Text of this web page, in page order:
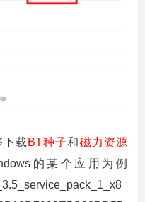
载 BT种子和磁力资源
的某个应用为例